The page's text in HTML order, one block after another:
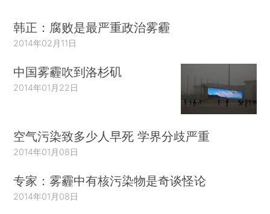
韩正：腐败是最严重政治雾霾
2014年02月11日
中国雾霾吹到洛杉矶
2014年01月22日
空气污染致多少人早死 学界分歧严重
2014年01月08日
专家：雾霾中有核污染物是奇谈怪论
2014年01月08日